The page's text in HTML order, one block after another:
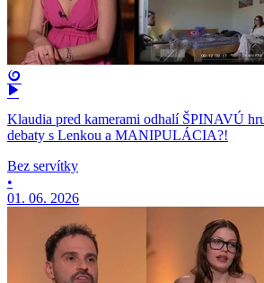
Klaudia pred kamerami odhalí ŠPINAVÚ
debaty s Lenkou a MANIPULÁCIA?!
Bez servítky
•
01. 06. 2026